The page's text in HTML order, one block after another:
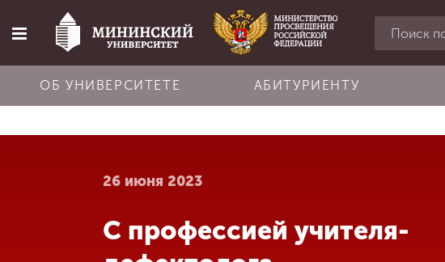
Главная
Об университете
Абитуриенту
ОБ УНИВЕРСИТЕТЕ АБИТУРИЕНТУ
26 июня 2023
С профессией учителя-